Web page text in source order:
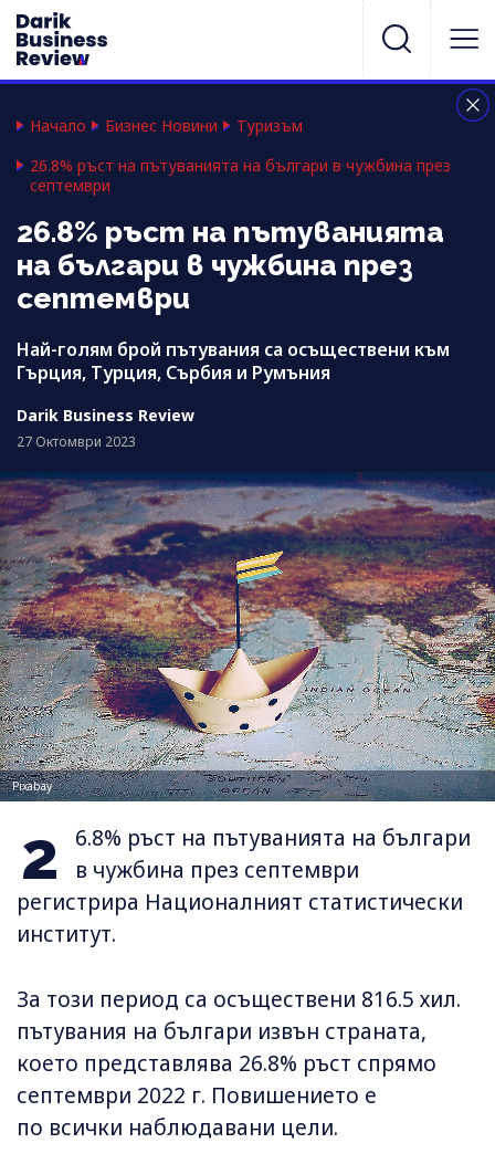
Начало Бизнес Новини
Туризъм
26.8% ръст на пътуванията на българи в чужбина през
септември
26.8% ръст на пътуванията
на българи в чужбина през
септември
Най-голям брой пътувания са осъществени към
Гърция, Турция, Сърбия и Румъния
Darik Business Review
27 Октомври 2023
Pixabay
2
6.8% ръст на пътуванията на българи
в чужбина през септември
регистрира Националният статистически
институт.
За този период са осъществени 816.5 хил.
пътувания на българи извън страната,
което представлява 26.8% ръст спрямо
септември 2022 г. Повишението е
по всички наблюдавани цели.